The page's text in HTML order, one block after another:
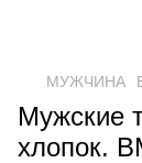
МУЖЧИНА
Мужские
хлопок.